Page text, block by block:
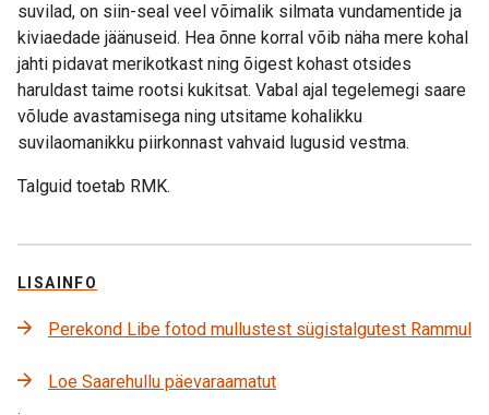
suvilad, on siin-seal veel võimalik silmata vundamentide ja
kiviaedade jäänuseid. Hea õnne korral võib näha mere kohal
jahti pidavat merikotkast ning õigest kohast otsides
haruldast taime rootsi kukitsat. Vabal ajal tegelemegi saare
võlude avastamisega ning utsitame kohalikku
suvilaomanikku piirkonnast vahvaid lugusid vestma.
Talguid toetab RMK.
LISAINFO
Perekond Libe fotod mullustest sügistalgutest Rammul
Loe Saarehullu päevaraamatut
.